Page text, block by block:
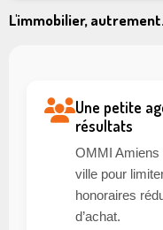
L'immobilier, autrement.
Une petite
résultats
OMMI Amiens
ville pour
honoraires
d’achat.